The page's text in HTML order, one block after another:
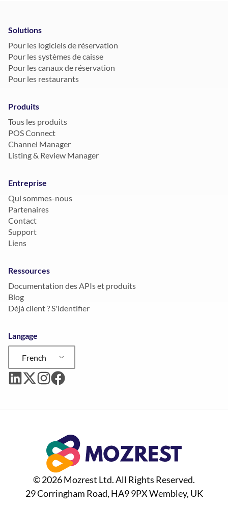
Solutions
Pour les logiciels de réservation
Pour les systèmes de caisse
Pour les canaux de réservation
Pour les restaurants
Produits
Tous les produits
POS Connect
Channel Manager
Listing & Review Manager
Entreprise
Qui sommes-nous
Partenaires
Contact
Support
Liens
Ressources
Documentation des APIs et produits
Blog
Déjà client ? S'identifier
Langage
French
© 2026 Mozrest Ltd. All Rights Reserved.
29 Corringham Road, HA9 9PX Wembley, UK